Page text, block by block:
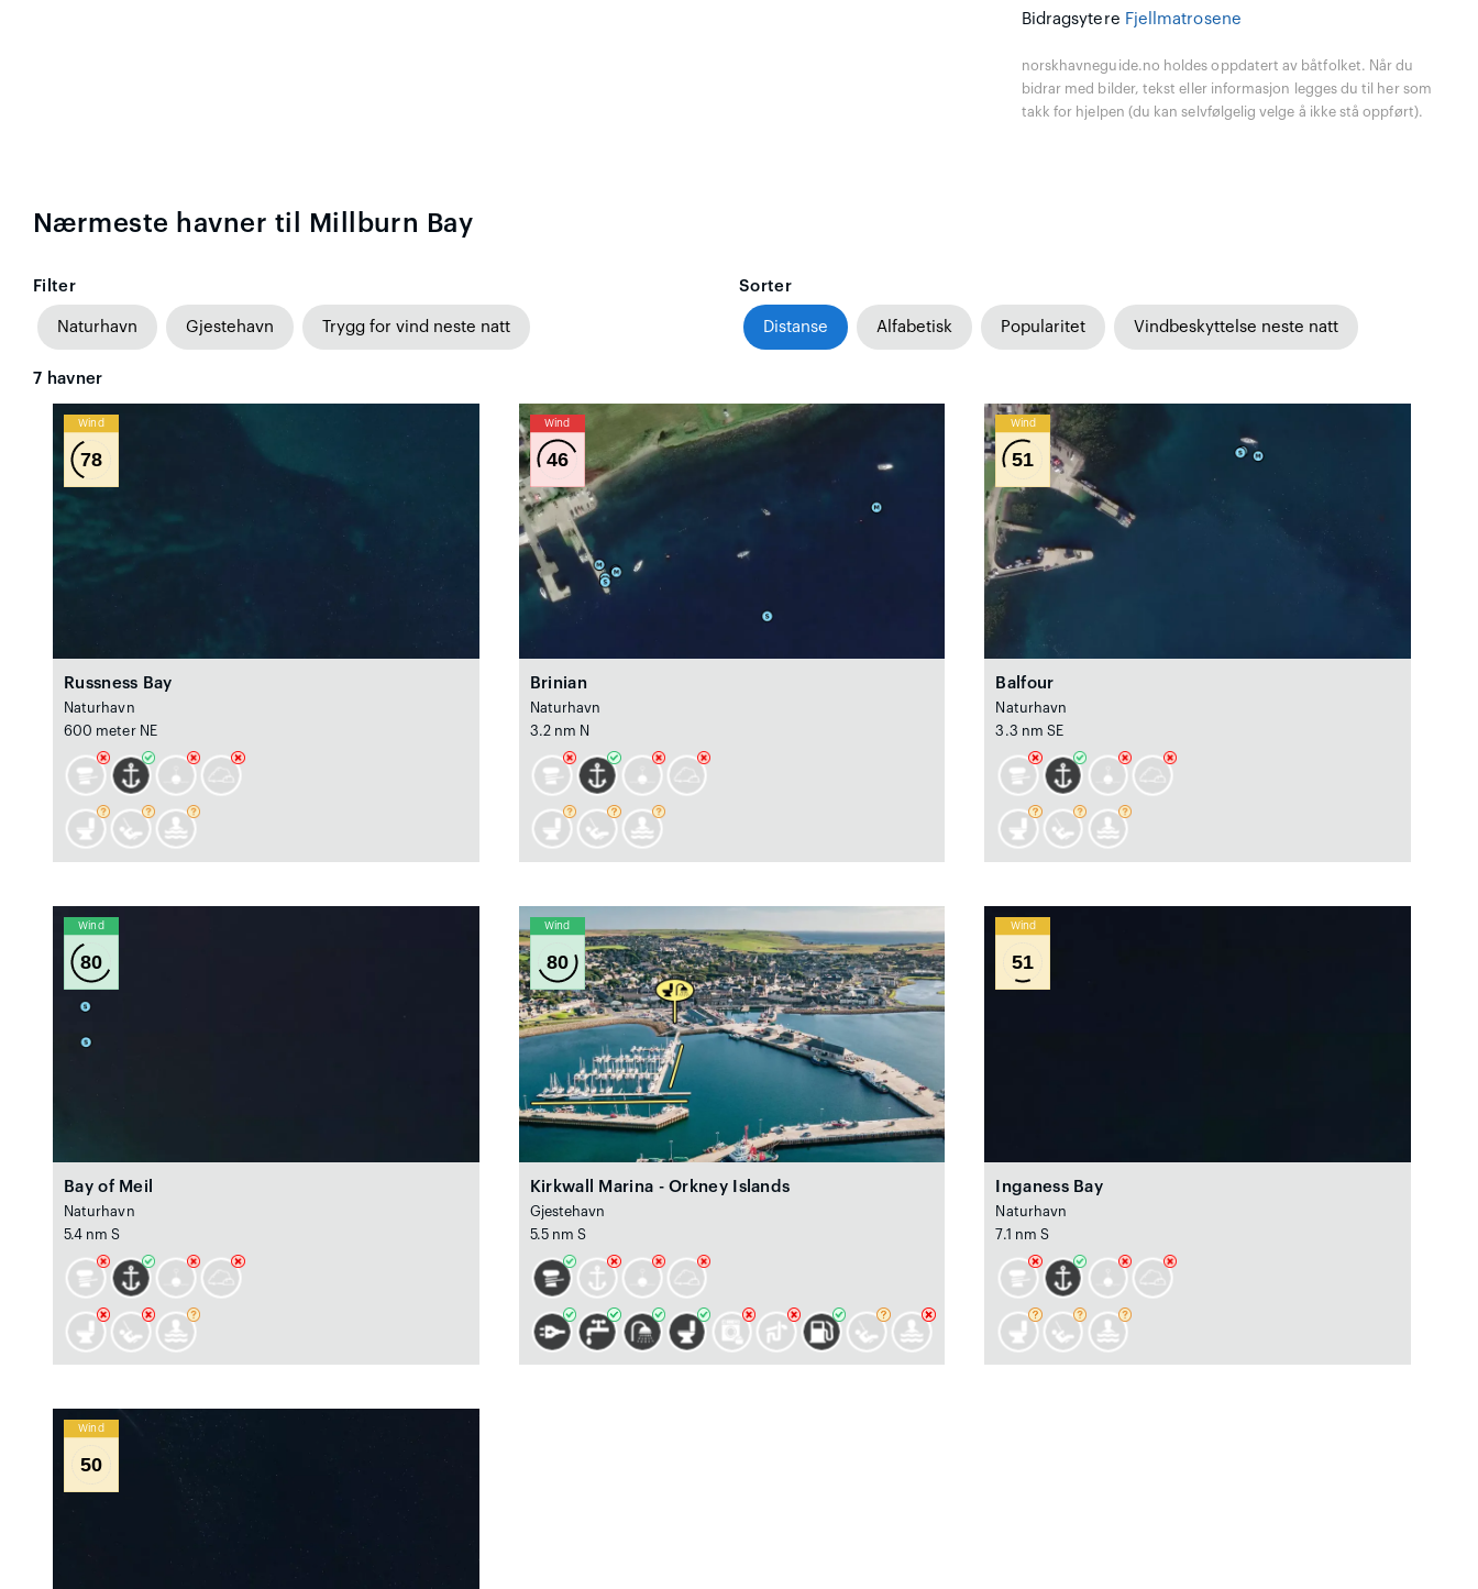
Bidragsytere Fjellmatrosene
norskhavneguide.no holdes oppdatert av båtfolket. Når du
bidrar med bilder, tekst eller informasjon legges du til her som
takk for hjelpen (du kan selvfølgelig velge å ikke stå oppført).
Nærmeste havner til Millburn Bay
Filter
Naturhavn Gjestehavn Trygg for vind neste natt
Sorter
Distanse Alfabetisk Popularitet Vindbeskyttelse neste natt
7 havner
Wind
78
Russness Bay
Naturhavn
600 meter NE
Wind
46
Brinian
Naturhavn
3.2 nm N
Wind
51
Balfour
Naturhavn
3.3 nm SE
Wind
80
Bay of Meil
Naturhavn
5.4 nm S
Wind
80
Kirkwall Marina - Orkney Islands
Gjestehavn
5.5 nm S
Wind
51
Inganess Bay
Naturhavn
7.1 nm S
Wind
50